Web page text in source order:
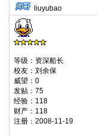
liuyubao
等级：资深船长
校友：刘余保
威望：0
发贴：75
经验：118
财产：118
注册：2008-11-19